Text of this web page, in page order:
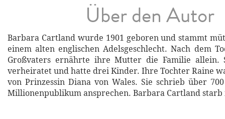
Über den Autor
Barbara Cartland wurde 1901 geboren und stammt
einem alten englischen Adelsgeschlecht. Nach dem
Großvaters ernährte ihre Mutter die Familie allein.
verheiratet und hatte drei Kinder. Ihre Tochter Raine
von Prinzessin Diana von Wales. Sie schrieb über
Millionenpublikum ansprechen. Barbara Cartland starb